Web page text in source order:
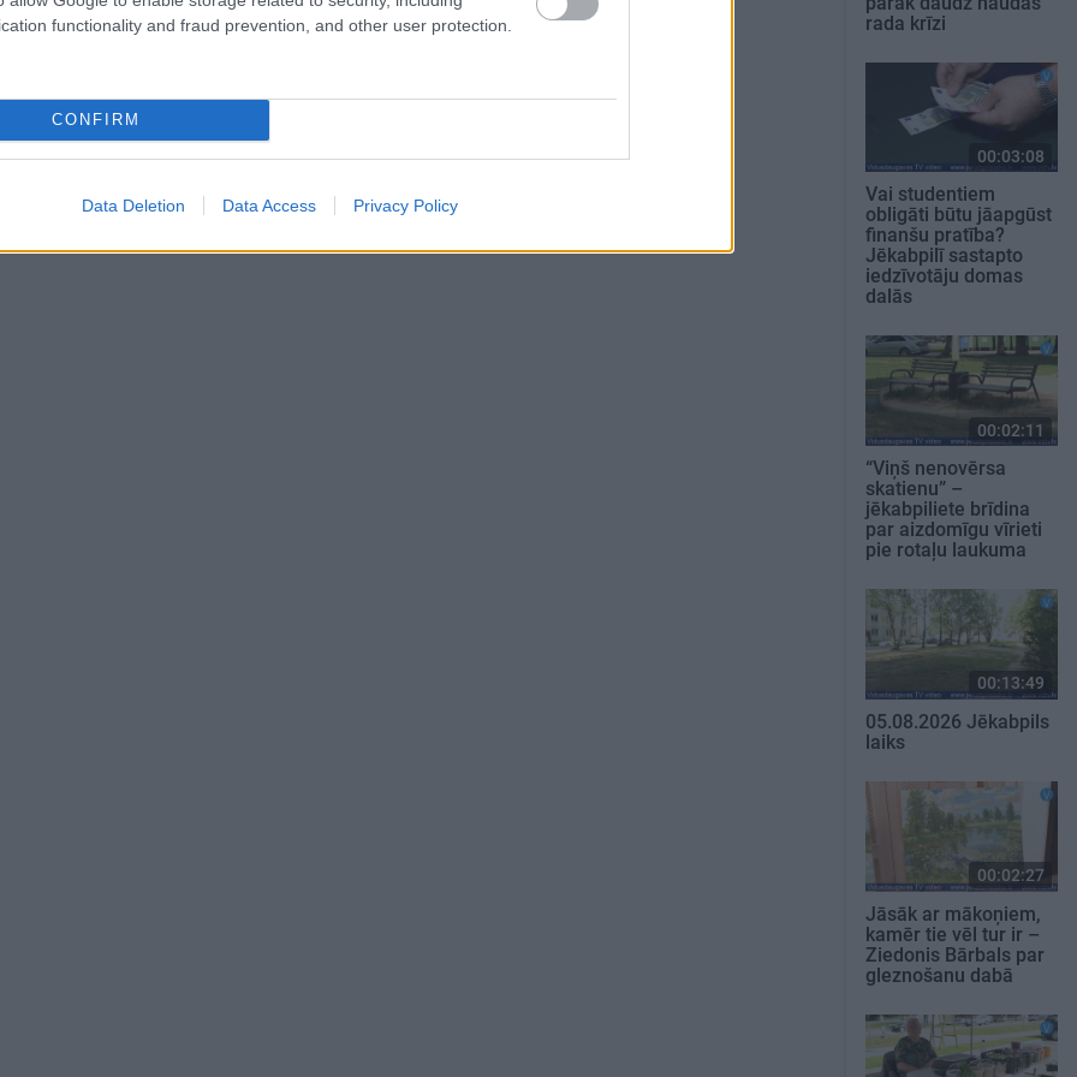
functionality and fraud prevention, and other user protection.
CONFIRM
Data Deletion Data Access Privacy Policy
rada krīzi
00:03:08
Vai studentiem
obligāti būtu jāapgūst
finanšu pratība?
Jēkabpilī sastapto
iedzīvotāju domas
dalās
00:02:11
“Viņš nenovērsa
skatienu” –
jēkabpiliete brīdina
par aizdomīgu vīrieti
pie rotaļu laukuma
00:13:49
05.08.2026 Jēkabpils
laiks
00:02:27
Jāsāk ar mākoņiem,
kamēr tie vēl tur ir –
Ziedonis Bārbals par
gleznošanu dabā